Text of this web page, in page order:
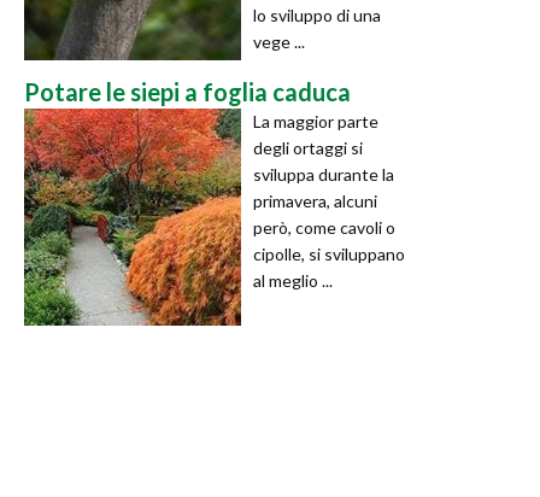
lo sviluppo di una
vege ...
Potare le siepi a foglia caduca
La maggior parte
degli ortaggi si
sviluppa durante la
primavera, alcuni
però, come cavoli o
cipolle, si sviluppano
al meglio ...